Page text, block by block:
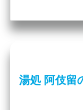
湯処 阿伎留